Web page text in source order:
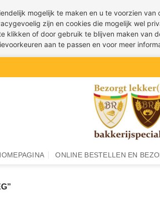
ONLINE BESTELLEN EN
mogelijk te maken en u te voorzien
zijn en cookies die mogelijk wel
klikken of door gebruik te blijven maken
aan te passen en voor meer